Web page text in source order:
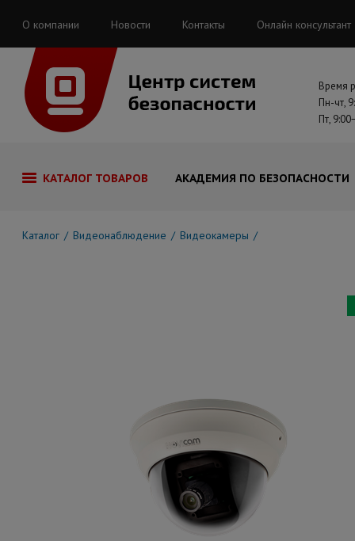
О компании Новости Контакты Онлайн консультант
Время
Пн-чт,
Пт,
КАТАЛОГ ТОВАРОВ АКАДЕМИЯ ПО БЕЗОПАСНОСТИ
Каталог Видеонаблюдение Видеокамеры